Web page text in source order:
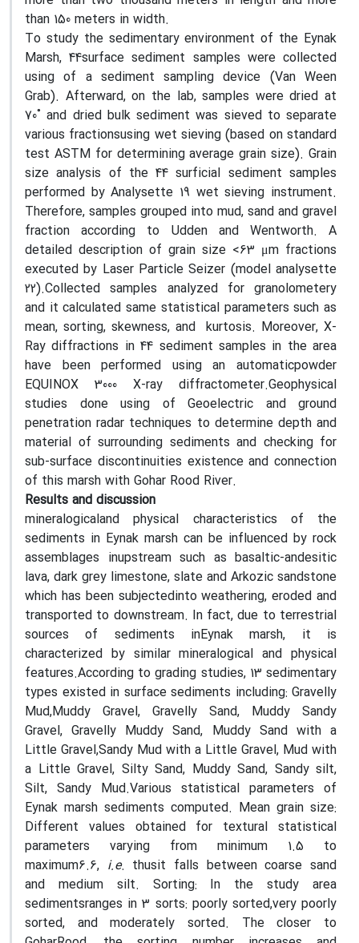
than 150 meters in width.
To study the sedimentary environment of the Eynak
Marsh, 44surface sediment samples were collected
using of a sediment sampling device (Van Ween
Grab). Afterward, on the lab, samples were dried at
70˚ and dried bulk sediment was sieved to separate
various fractionsusing wet sieving (based on standard
test ASTM for determining average grain size). Grain
size analysis of the 44 surficial sediment samples
performed by Analysette 19 wet sieving instrument.
Therefore, samples grouped into mud, sand and gravel
fraction according to Udden and Wentworth. A
detailed description of grain size <63 μm fractions
executed by Laser Particle Seizer (model analysette
22).Collected samples analyzed for granolometery
and it calculated same statistical parameters such as
mean, sorting, skewness, and kurtosis. Moreover, X-
Ray diffractions in 44 sediment samples in the area
have been performed using an automaticpowder
EQUINOX 3000 X-ray diffractometer.Geophysical
studies done using of Geoelectric and ground
penetration radar techniques to determine depth and
material of surrounding sediments and checking for
sub-surface discontinuities existence and connection
of this marsh with Gohar Rood River.
Results and discussion
mineralogicaland physical characteristics of the
sediments in Eynak marsh can be influenced by rock
assemblages inupstream such as basaltic-andesitic
lava, dark grey limestone, slate and Arkozic sandstone
which has been subjectedinto weathering, eroded and
transported to downstream. In fact, due to terrestrial
sources of sediments inEynak marsh, it is
characterized by similar mineralogical and physical
features.According to grading studies, 13 sedimentary
types existed in surface sediments including: Gravelly
Mud,Muddy Gravel, Gravelly Sand, Muddy Sandy
Gravel, Gravelly Muddy Sand, Muddy Sand with a
Little Gravel,Sandy Mud with a Little Gravel, Mud with
a Little Gravel, Silty Sand, Muddy Sand, Sandy silt,
Silt, Sandy Mud.Various statistical parameters of
Eynak marsh sediments computed. Mean grain size:
Different values obtained for textural statistical
parameters varying from minimum 1.5 to
maximum6.6, i.e. thusit falls between coarse sand
and medium silt. Sorting: In the study area
sedimentsranges in 3 sorts: poorly sorted,very poorly
sorted, and moderately sorted. The closer to